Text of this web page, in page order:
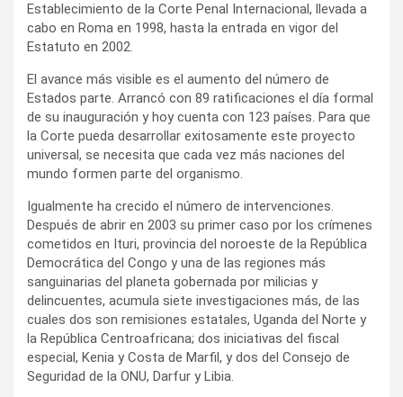
Establecimiento de la Corte Penal Internacional, llevada a
cabo en Roma en 1998, hasta la entrada en vigor del
Estatuto en 2002.
El avance más visible es el aumento del número de
Estados parte. Arrancó con 89 ratificaciones el día formal
de su inauguración y hoy cuenta con 123 países. Para que
la Corte pueda desarrollar exitosamente este proyecto
universal, se necesita que cada vez más naciones del
mundo formen parte del organismo.
Igualmente ha crecido el número de intervenciones.
Después de abrir en 2003 su primer caso por los crímenes
cometidos en Ituri, provincia del noroeste de la República
Democrática del Congo y una de las regiones más
sanguinarias del planeta gobernada por milicias y
delincuentes, acumula siete investigaciones más, de las
cuales dos son remisiones estatales, Uganda del Norte y
la República Centroafricana; dos iniciativas del fiscal
especial, Kenia y Costa de Marfil, y dos del Consejo de
Seguridad de la ONU, Darfur y Libia.